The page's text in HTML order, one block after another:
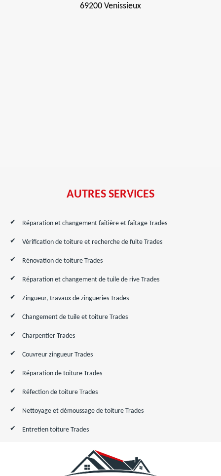
69200 Venissieux
AUTRES SERVICES
Réparation et changement faîtière et faîtage Trades
Vérification de toiture et recherche de fuite Trades
Rénovation de toiture Trades
Réparation et changement de tuile de rive Trades
Zingueur, travaux de zingueries Trades
Changement de tuile et toiture Trades
Charpentier Trades
Couvreur zingueur Trades
Réparation de toiture Trades
Réfection de toiture Trades
Nettoyage et démoussage de toiture Trades
Entretien toiture Trades